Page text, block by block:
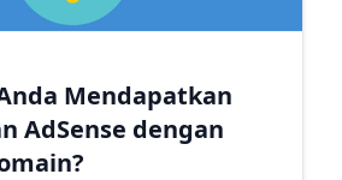
Mendapatkan
AdSense dengan